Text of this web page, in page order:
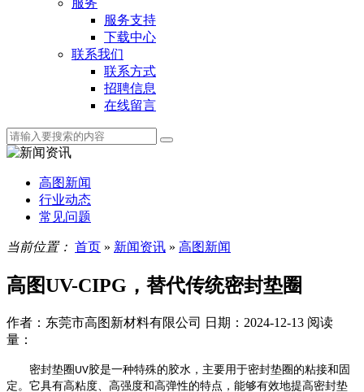
服务
服务支持
下载中心
联系我们
联系方式
招聘信息
在线留言
高图新闻
行业动态
常见问题
当前位置： 首页 » 新闻资讯 » 高图新闻
高图UV-CIPG，替代传统密封垫圈
作者：东莞市高图新材料有限公司 日期：2024-12-13 阅读
量：
密封垫圈 UV胶是一种特殊的胶水，主要用于密封垫圈的粘接和固
定。它具有高粘度、高强度和高弹性的特点，能够有效地提高密封垫